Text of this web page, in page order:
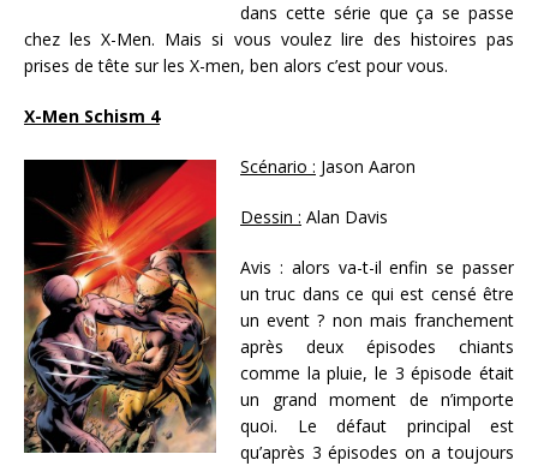
dans cette série que ça se passe
chez les X-Men. Mais si vous voulez lire des histoires pas
prises de tête sur les X-men, ben alors c’est pour vous.
X-Men Schism 4
Scénario : Jason Aaron
Dessin : Alan Davis
Avis : alors va-t-il enfin se passer
un truc dans ce qui est censé être
un event ? non mais franchement
après deux épisodes chiants
comme la pluie, le 3 épisode était
un grand moment de n’importe
quoi. Le défaut principal est
qu’après 3 épisodes on a toujours